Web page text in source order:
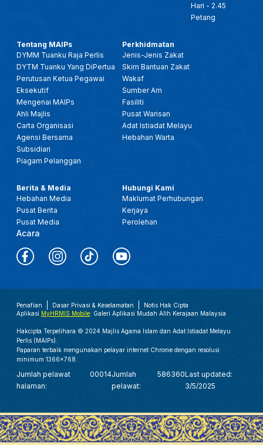
Hari - 2.45
Petang
Tentang MAIPs
DYMM Tuanku Raja Perlis
DYTM Tuanku Yang DiPertua
Perutusan Ketua Pegawai
Eksekutif
Mengenai MAIPs
Ahli Majlis
Carta Organisasi
Agensi Bersama
Subsidiari
Piagam Pelanggan
Perkhidmatan
Jenis-Jenis Zakat
Skim Bantuan Zakat
Wakaf
Sumber Am
Fasiliti
Pusat Warisan
Adat Istiadat Melayu
Hebahan Warta
Berita & Media
Hebahan Media
Pusat Berita
Pusat Media
Acara
Hubungi Kami
Maklumat Perhubungan
Kerjaya
Perolehan
Penafian Dasar Privasi & Keselamatan
Notis Hak Cipta
Aplikasi MyHRMIS Mobile: Galeri Aplikasi Mudah Alih Kerajaan Malaysia
Hakcipta Terpelihara © 2024 Majlis Agama Islam dan Adat Istiadat Melayu
Perlis (MAIPs).
Paparan terbaik mengunakan pelayar internet Chrome dengan resolusi
minimum 1366x768.
Jumlah pelawat
halaman:
00014Jumlah
pelawat:
586360Last updated:
3/5/2025